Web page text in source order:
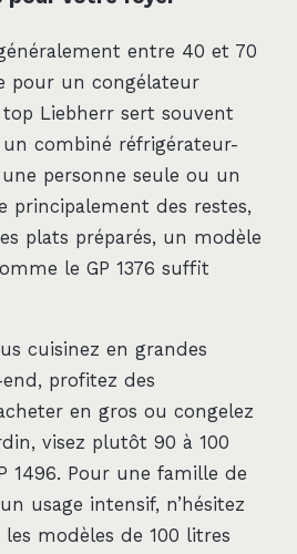
entre 40 et 70
pour un congélateur
Liebherr sert souvent
combiné réfrigérateur-
personne seule ou un
principalement des restes,
plats préparés, un modèle
le GP 1376 suffit
cuisinez en grandes
profitez des
en gros ou congelez
visez plutôt 90 à 100
1496. Pour une famille de
usage intensif, n’hésitez
modèles de 100 litres